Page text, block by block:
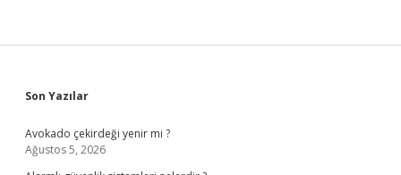
Sidebar
Son Yazılar
Avokado çekirdeği yenir mi ?
Ağustos 5, 2026